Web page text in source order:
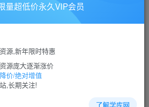
请付费后查看
10
立即购买
您当前未登录！建议登陆后购买，可保存购买订单
量超低价永久VIP会员
源,新年限时特惠
源庞大逐渐涨价
价/绝对增值
,长期关注!
了解学库网